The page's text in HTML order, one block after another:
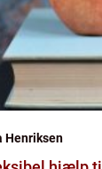
Henriksen